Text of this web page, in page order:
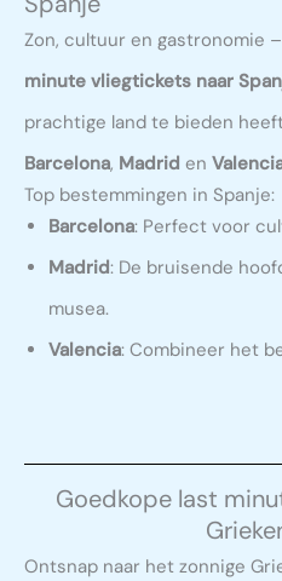
Zon, cultuur en gastronomie
minute vliegtickets naar
prachtige land te bieden
Barcelona, Madrid en
Top bestemmingen in Spanje:
Barcelona: Perfect voor
Madrid: De bruisende
musea.
Valencia: Combineer het
Goedkope last
Ontsnap naar het zonnige